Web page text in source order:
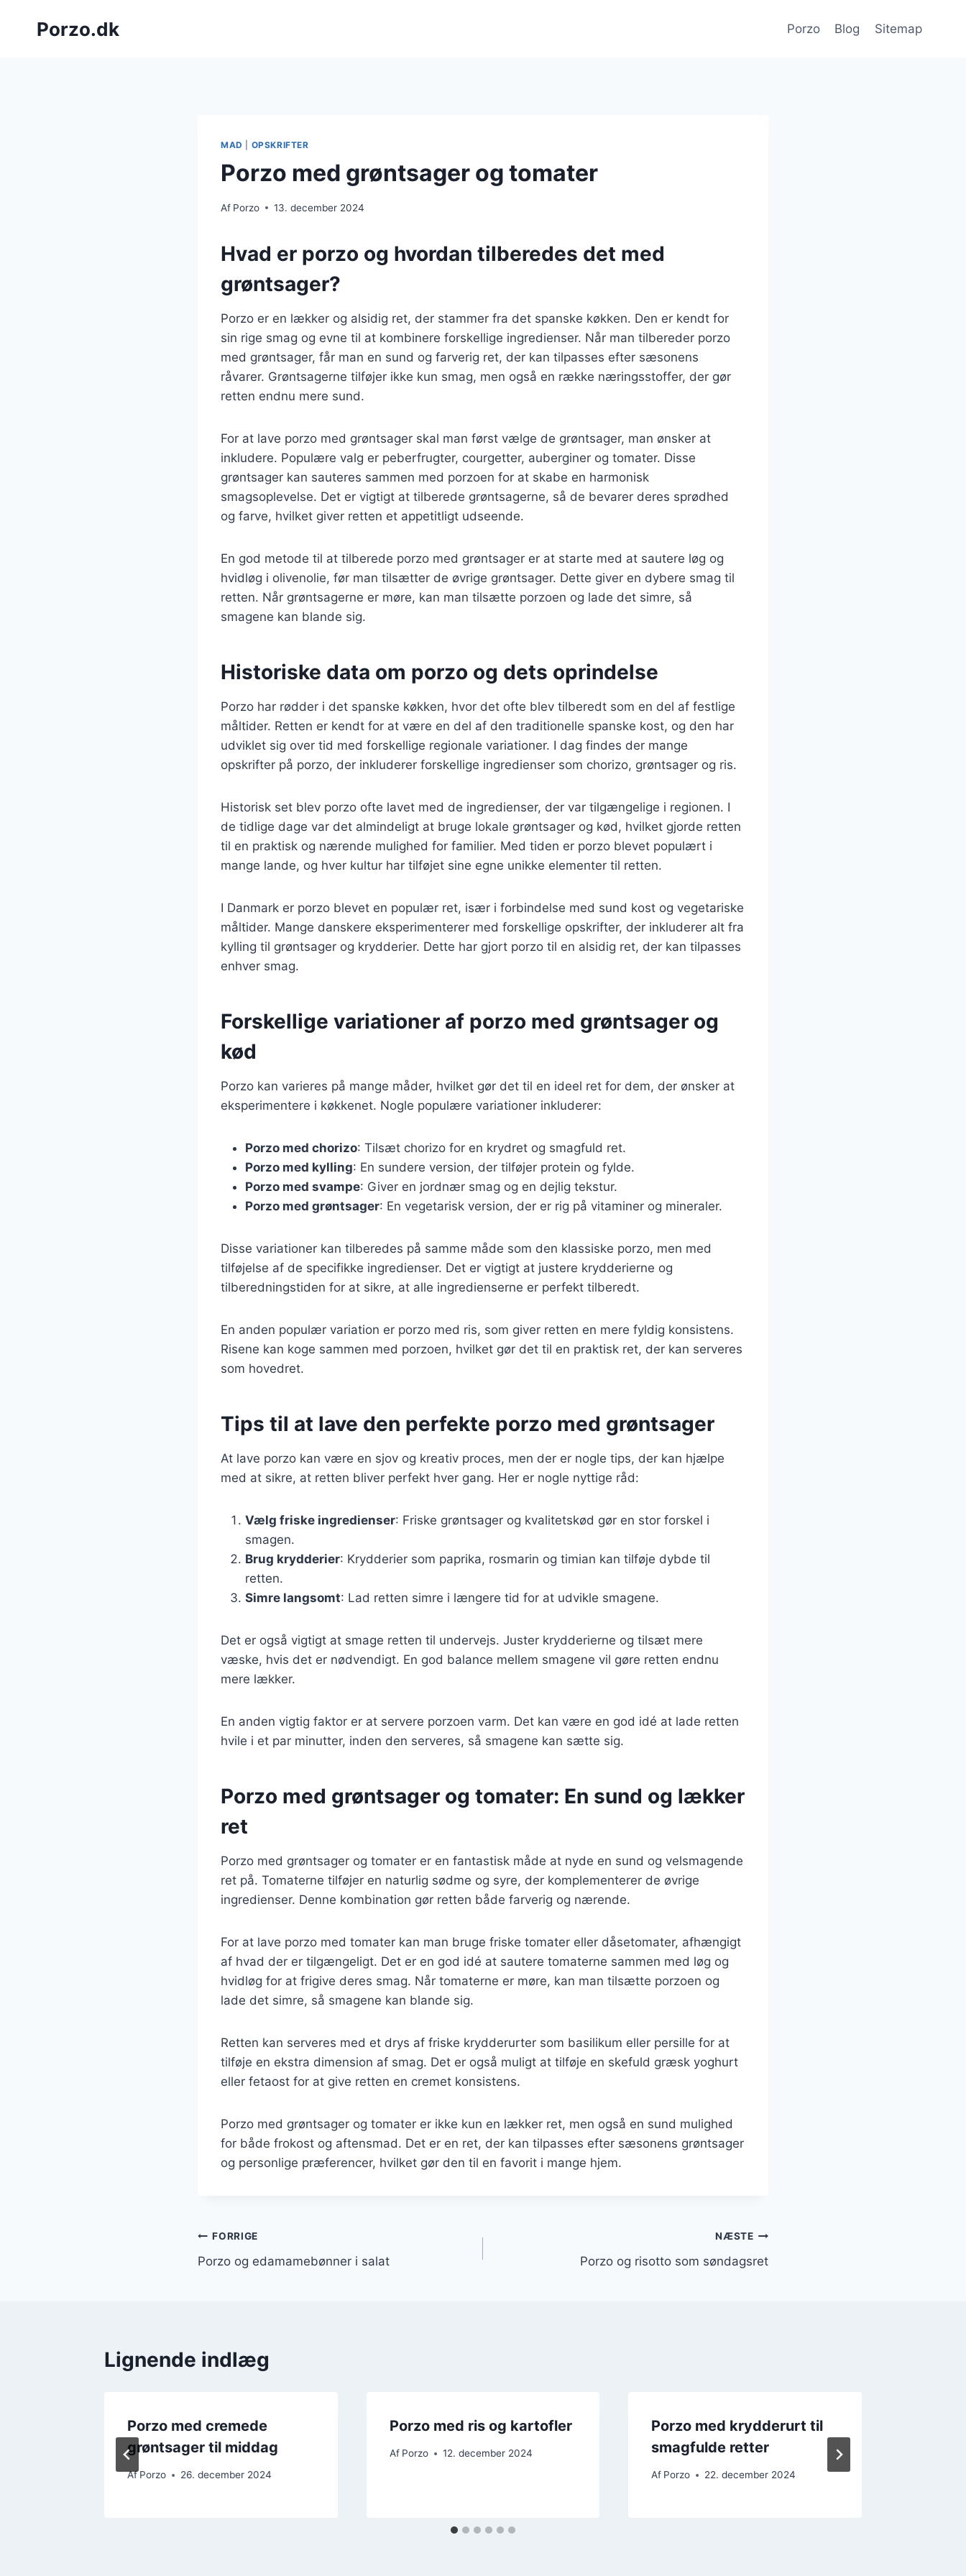
Porzo.dk Porzo Blog Sitemap
MAD OPSKRIFTER
Porzo med grøntsager og tomater
Af Porzo 13. december 2024
Hvad er porzo og hvordan tilberedes det med
grøntsager?
Porzo er en lækker og alsidig ret, der stammer fra det spanske køkken. Den er kendt for
sin rige smag og evne til at kombinere forskellige ingredienser. Når man tilbereder porzo
med grøntsager, får man en sund og farverig ret, der kan tilpasses efter sæsonens
råvarer. Grøntsagerne tilføjer ikke kun smag, men også en række næringsstoffer, der gør
retten endnu mere sund.
For at lave porzo med grøntsager skal man først vælge de grøntsager, man ønsker at
inkludere. Populære valg er peberfrugter, courgetter, auberginer og tomater. Disse
grøntsager kan sauteres sammen med porzoen for at skabe en harmonisk
smagsoplevelse. Det er vigtigt at tilberede grøntsagerne, så de bevarer deres sprødhed
og farve, hvilket giver retten et appetitligt udseende.
En god metode til at tilberede porzo med grøntsager er at starte med at sautere løg og
hvidløg i olivenolie, før man tilsætter de øvrige grøntsager. Dette giver en dybere smag til
retten. Når grøntsagerne er møre, kan man tilsætte porzoen og lade det simre, så
smagene kan blande sig.
Historiske data om porzo og dets oprindelse
Porzo har rødder i det spanske køkken, hvor det ofte blev tilberedt som en del af festlige
måltider. Retten er kendt for at være en del af den traditionelle spanske kost, og den har
udviklet sig over tid med forskellige regionale variationer. I dag findes der mange
opskrifter på porzo, der inkluderer forskellige ingredienser som chorizo, grøntsager og ris.
Historisk set blev porzo ofte lavet med de ingredienser, der var tilgængelige i regionen. I
de tidlige dage var det almindeligt at bruge lokale grøntsager og kød, hvilket gjorde retten
til en praktisk og nærende mulighed for familier. Med tiden er porzo blevet populært i
mange lande, og hver kultur har tilføjet sine egne unikke elementer til retten.
I Danmark er porzo blevet en populær ret, især i forbindelse med sund kost og vegetariske
måltider. Mange danskere eksperimenterer med forskellige opskrifter, der inkluderer alt fra
kylling til grøntsager og krydderier. Dette har gjort porzo til en alsidig ret, der kan tilpasses
enhver smag.
Forskellige variationer af porzo med grøntsager og
kød
Porzo kan varieres på mange måder, hvilket gør det til en ideel ret for dem, der ønsker at
eksperimentere i køkkenet. Nogle populære variationer inkluderer:
Porzo med chorizo: Tilsæt chorizo for en krydret og smagfuld ret.
Porzo med kylling: En sundere version, der tilføjer protein og fylde.
Porzo med svampe: Giver en jordnær smag og en dejlig tekstur.
Porzo med grøntsager: En vegetarisk version, der er rig på vitaminer og mineraler.
Disse variationer kan tilberedes på samme måde som den klassiske porzo, men med
tilføjelse af de specifikke ingredienser. Det er vigtigt at justere krydderierne og
tilberedningstiden for at sikre, at alle ingredienserne er perfekt tilberedt.
En anden populær variation er porzo med ris, som giver retten en mere fyldig konsistens.
Risene kan koge sammen med porzoen, hvilket gør det til en praktisk ret, der kan serveres
som hovedret.
Tips til at lave den perfekte porzo med grøntsager
At lave porzo kan være en sjov og kreativ proces, men der er nogle tips, der kan hjælpe
med at sikre, at retten bliver perfekt hver gang. Her er nogle nyttige råd:
Vælg friske ingredienser: Friske grøntsager og kvalitetskød gør en stor forskel i
smagen.
Brug krydderier: Krydderier som paprika, rosmarin og timian kan tilføje dybde til
retten.
Simre langsomt: Lad retten simre i længere tid for at udvikle smagene.
Det er også vigtigt at smage retten til undervejs. Juster krydderierne og tilsæt mere
væske, hvis det er nødvendigt. En god balance mellem smagene vil gøre retten endnu
mere lækker.
En anden vigtig faktor er at servere porzoen varm. Det kan være en god idé at lade retten
hvile i et par minutter, inden den serveres, så smagene kan sætte sig.
Porzo med grøntsager og tomater: En sund og lækker
ret
Porzo med grøntsager og tomater er en fantastisk måde at nyde en sund og velsmagende
ret på. Tomaterne tilføjer en naturlig sødme og syre, der komplementerer de øvrige
ingredienser. Denne kombination gør retten både farverig og nærende.
For at lave porzo med tomater kan man bruge friske tomater eller dåsetomater, afhængigt
af hvad der er tilgængeligt. Det er en god idé at sautere tomaterne sammen med løg og
hvidløg for at frigive deres smag. Når tomaterne er møre, kan man tilsætte porzoen og
lade det simre, så smagene kan blande sig.
Retten kan serveres med et drys af friske krydderurter som basilikum eller persille for at
tilføje en ekstra dimension af smag. Det er også muligt at tilføje en skefuld græsk yoghurt
eller fetaost for at give retten en cremet konsistens.
Porzo med grøntsager og tomater er ikke kun en lækker ret, men også en sund mulighed
for både frokost og aftensmad. Det er en ret, der kan tilpasses efter sæsonens grøntsager
og personlige præferencer, hvilket gør den til en favorit i mange hjem.
Indlægsnavigation
FORRIGE
Porzo og edamamebønner i salat
NÆSTE
Porzo og risotto som søndagsret
Lignende indlæg
Porzo med cremede
grøntsager til middag
Af Porzo 26. december 2024
Porzo med ris og kartofler
Af Porzo 12. december 2024
Porzo med krydderurt til
smagfulde retter
Af Porzo 22. december 2024